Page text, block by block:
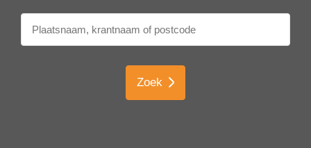
Zoek